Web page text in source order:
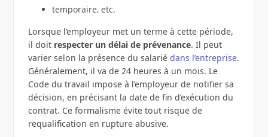
temporaire, etc.
Lorsque l’employeur met un terme à cette période,
il doit respecter un délai de prévenance. Il peut
varier selon la présence du salarié dans l’entreprise.
Généralement, il va de 24 heures à un mois. Le
Code du travail impose à l’employeur de notifier sa
décision, en précisant la date de fin d’exécution du
contrat. Ce formalisme évite tout risque de
requalification en rupture abusive.